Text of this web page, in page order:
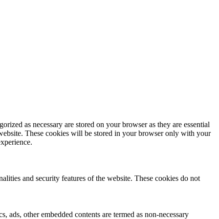
as necessary are stored on your browser as they are essential
These cookies will be stored in your browser only with your
and security features of the website. These cookies do not
other embedded contents are termed as non-necessary